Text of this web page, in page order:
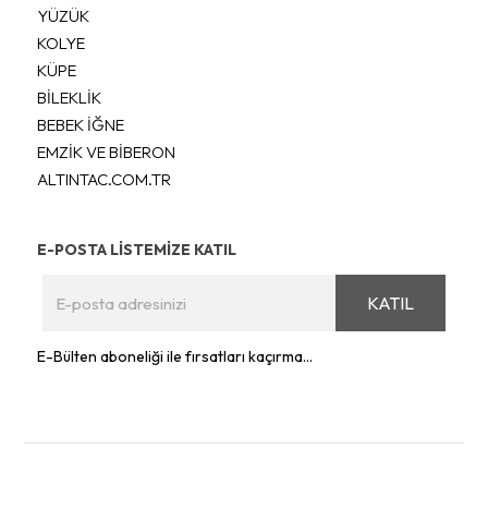
YÜZÜK
KOLYE
KÜPE
BİLEKLİK
BEBEK İĞNE
EMZİK VE BİBERON
ALTINTAC.COM.TR
E-POSTA LİSTEMİZE KATIL
KATIL
E-Bülten aboneliği ile fırsatları kaçırma...